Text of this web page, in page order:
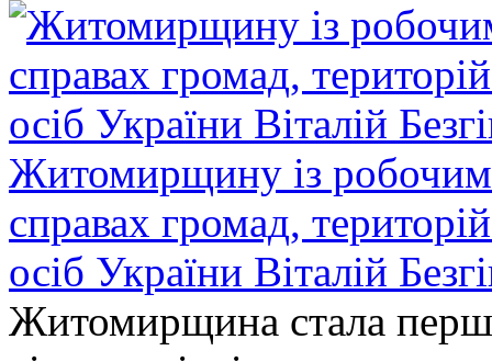
Житомирщину із робочим
справах громад,
осіб України Віталій
Житомирщина стала